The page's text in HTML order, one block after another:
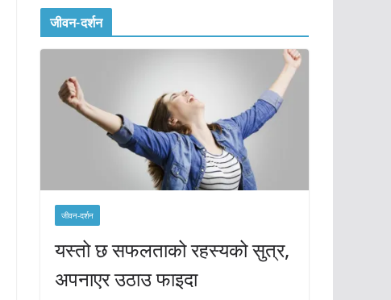
जीवन-दर्शन
जीवन-दर्शन
यस्तो छ सफलताको रहस्यको सुत्र,
अपनाएर उठाउ फाइदा